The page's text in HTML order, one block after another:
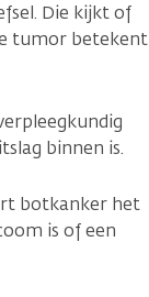
Die kijkt of
tumor betekent
binnen is.
botkanker het
is of een